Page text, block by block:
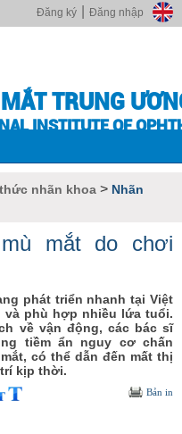
Đăng nhập
Đăng ký
TRUNG
INSTITUTE OF
nhãn khoa > Nhãn
mắt do chơi
phát triển nhanh tại Việt
và phù hợp nhiều lứa tuổi.
về vận động, các bác sĩ
tiềm ẩn nguy cơ chấn
có thể dẫn đến mất thị
kịp thời.
Bản in